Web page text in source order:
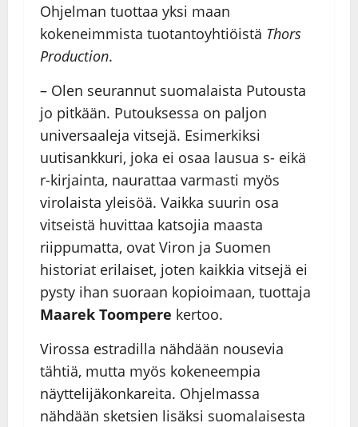
Ohjelman tuottaa yksi maan
kokeneimmista tuotantoyhtiöistä Thors
Production.
– Olen seurannut suomalaista Putousta
jo pitkään. Putouksessa on paljon
universaaleja vitsejä. Esimerkiksi
uutisankkuri, joka ei osaa lausua s- eikä
r-kirjainta, naurattaa varmasti myös
virolaista yleisöä. Vaikka suurin osa
vitseistä huvittaa katsojia maasta
riippumatta, ovat Viron ja Suomen
historiat erilaiset, joten kaikkia vitsejä ei
pysty ihan suoraan kopioimaan, tuottaja
Maarek Toompere kertoo.
Virossa estradilla nähdään nousevia
tähtiä, mutta myös kokeneempia
näyttelijäkonkareita. Ohjelmassa
nähdään sketsien lisäksi suomalaisesta